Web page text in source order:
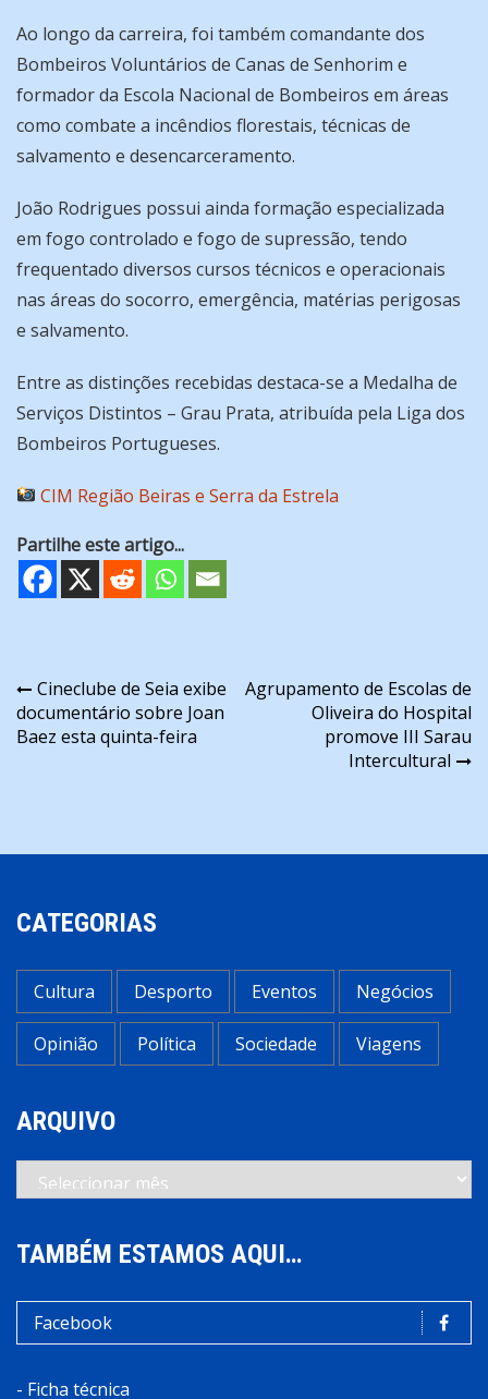
Ao longo da carreira, foi também comandante dos
Bombeiros Voluntários de Canas de Senhorim e
formador da Escola Nacional de Bombeiros em áreas
como combate a incêndios florestais, técnicas de
salvamento e desencarceramento.
João Rodrigues possui ainda formação especializada
em fogo controlado e fogo de supressão, tendo
frequentado diversos cursos técnicos e operacionais
nas áreas do socorro, emergência, matérias perigosas
e salvamento.
Entre as distinções recebidas destaca-se a Medalha de
Serviços Distintos – Grau Prata, atribuída pela Liga dos
Bombeiros Portugueses.
CIM Região Beiras e Serra da Estrela
Partilhe este artigo...
Navegação
de
Cineclube de Seia exibe
documentário sobre Joan
Baez esta quinta-feira
Agrupamento de Escolas de
Oliveira do Hospital
promove III Sarau
Intercultural
CATEGORIAS
Cultura Desporto Eventos Negócios
Opinião Política Sociedade Viagens
ARQUIVO
Arquivo
TAMBÉM ESTAMOS AQUI…
Facebook
- Ficha técnica